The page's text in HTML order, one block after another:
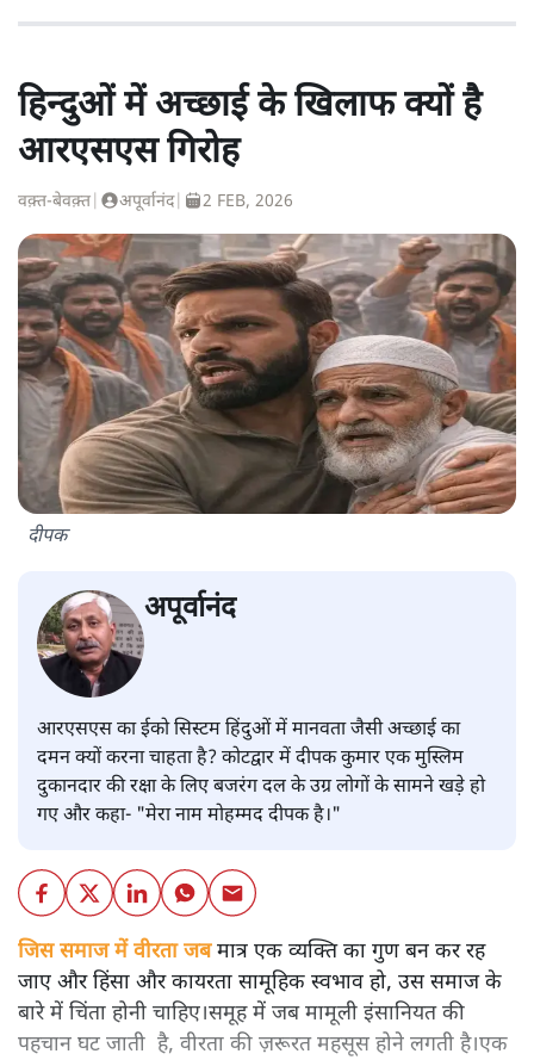
हिन्दुओं में अच्छाई के खिलाफ क्यों है
आरएसएस गिरोह
वक़्त-बेवक़्त अपूर्वानंद| 2 FEB, 2026
दीपक
अपूर्वानंद
आरएसएस का ईको सिस्टम हिंदुओं में मानवता जैसी अच्छाई का
दमन क्यों करना चाहता है? कोटद्वार में दीपक कुमार एक मुस्लिम
दुकानदार की रक्षा के लिए बजरंग दल के उग्र लोगों के सामने खड़े हो
गए और कहा- "मेरा नाम मोहम्मद दीपक है।"
जिस समाज में वीरता जबमात्र एक व्यक्ति का गुण बन कर रह
जाए और हिंसा और कायरता सामूहिक स्वभाव हो, उस समाज के
बारे में चिंता होनी चाहिए।समूह में जब मामूली इंसानियत की
पहचान घट जाती है, वीरता की ज़रूरत महसूस होने लगती है।एक